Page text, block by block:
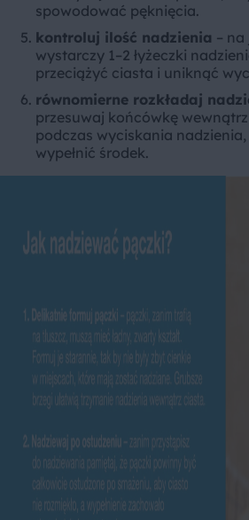
spowodować pęknięcia.
kontroluj ilość nadzienia –
wystarczy 1–2 łyżeczki
przeciążyć ciasta i uniknąć
równomierne rozkładaj
przesuwaj końcówkę
podczas wyciskania
wypełnić środek.